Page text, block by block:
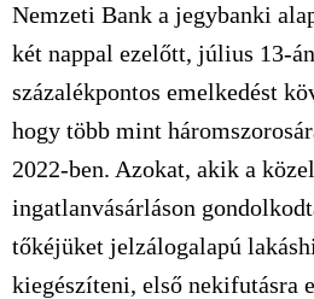
Nemzeti Bank a jegybanki
két nappal ezelőtt, július 13-
százalékpontos emelkedést
hogy több mint
2022-ben. Azokat, akik a
ingatlanvásárláson
tőkéjüket jelzálogalapú
kiegészíteni, első nekifutásra